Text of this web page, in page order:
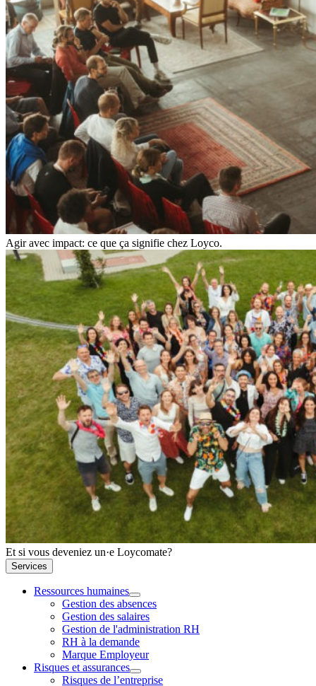
Agir avec impact: ce que ça signifie chez Loyco.
Et si vous deveniez un·e Loycomate?
Services
Ressources humaines
Gestion des absences
Gestion des salaires
Gestion de l'administration RH
RH à la demande
Marque Employeur
Risques et assurances
Risques de l’entreprise